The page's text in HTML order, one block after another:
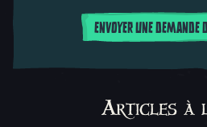
ENVOYER UNE
Articles à